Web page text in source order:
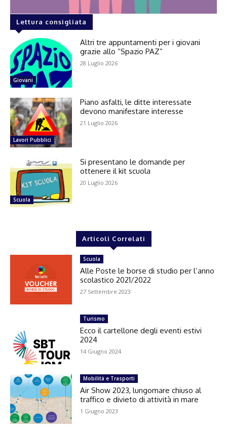
Lettura consigliata
Giovani
Altri tre appuntamenti per i giovani
grazie allo “Spazio PAZ”
28 Luglio 2026
Lavori Pubblici
Piano asfalti, le ditte interessate
devono manifestare interesse
21 Luglio 2026
Scuola
Si presentano le domande per
ottenere il kit scuola
20 Luglio 2026
Articoli Correlati
Scuola
Alle Poste le borse di studio per l’anno
scolastico 2021/2022
27 Settembre 2023
Turismo
Ecco il cartellone degli eventi estivi
2024
14 Giugno 2024
Mobilità e Trasporti
Air Show 2023, lungomare chiuso al
traffico e divieto di attività in mare
1 Giugno 2023